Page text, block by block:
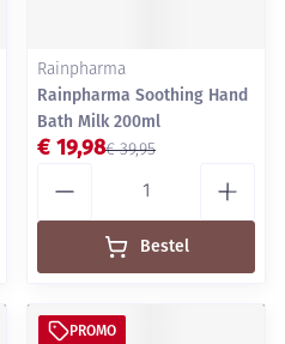
Rainpharma
Rainpharma Soothing Hand
Bath Milk 200ml
€ 39,95
€ 19,98
Bestel
PROMO